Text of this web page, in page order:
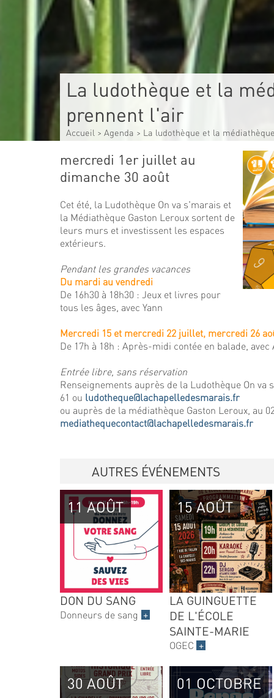
La ludothèque et la
prennent l'air
Accueil > Agenda > La ludothèque et la
mercredi 1er juillet au
dimanche 30 août
Cet été, la Ludothèque On va s'marais et
la Médiathèque Gaston Leroux sortent de
leurs murs et investissent les espaces
extérieurs.
Pendant les grandes vacances
Du mardi au vendredi
De 16h30 à 18h30 : Jeux et livres pour
tous les âges, avec Yann
Mercredi 15 et mercredi 22 juillet, mercredi 26
De 17h à 18h : Après-midi contée en balade, avec
Entrée libre, sans réservation
Renseignements auprès de la Ludothèque On va
61 ou ludotheque@lachapelledesmarais.fr
ou auprès de la médiathèque Gaston Leroux, au
mediathequecontact@lachapelledesmarais.fr
AUTRES ÉVÉNEMENTS
11 AOÛT
DON DU SANG
Donneurs de sang +
15 AOÛT
LA GUINGUETTE
DE L'ÉCOLE
SAINTE-MARIE
OGEC +
30 AOÛT 01 OCTOBRE